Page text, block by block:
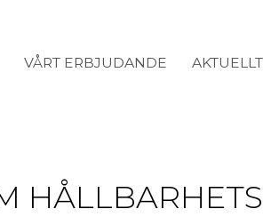
VÅRT ERBJUDANDE AKTUELLT